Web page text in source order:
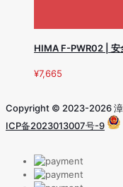
HIMA F-PWR02 | 安
¥7,665
Copyright © 2023-2026 漳
ICP备2023013007号-9